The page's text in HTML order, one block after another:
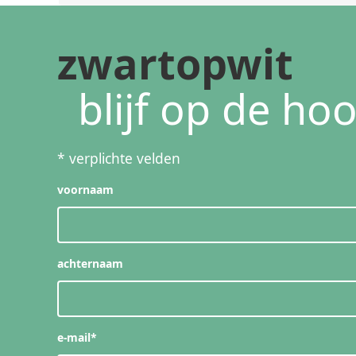
zwartopwit
blijf op de
* verplichte velden
voornaam
achternaam
e-mail*